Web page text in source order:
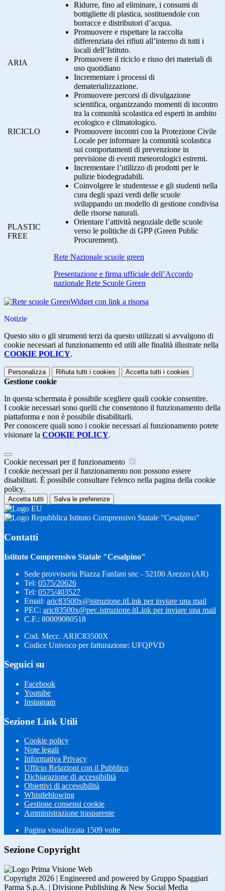
Ridurre, fino ad eliminare, i consumi di
bottigliette di plastica, sostituendole con
borracce e distributori d’acqua.
Promuovere e rispettare la raccolta
differenziata dei rifiuti all’interno di tutti i
locali dell’Istituto.
Promuovere il riciclo e riuso dei materiali di
uso quotidiano
Incrementare i processi di
dematerializzazione.
Promuovere percorsi di divulgazione
scientifica, organizzando momenti di incontro
tra la comunità scolastica ed esperti in ambito
ecologico e climatologico.
Promuovere incontri con la Protezione Civile
Locale per informare la comunità scolastica
sui comportamenti di prevenzione in
previsione di eventi meteorologici estremi.
Incrementare l’utilizzo di prodotti per le
pulizie biodegradabili.
Coinvolgere le studentesse e gli studenti nella
cura degli spazi verdi delle scuole
sviluppando un modello di gestione condivisa
delle risorse naturali.
Orientare l’attività negoziale delle scuole
verso le politiche di GPP (Green Public
Procurement).
Rete Nazionale scuole green
Presentazione e firma ufficiale dell’Accordo
nazionale Rete Scuole Green
ARIA
RICICLO
PLASTIC
FREE
Widget con link a risorsa
Notizie
Questo sito o gli strumenti terzi da questo utilizzati si avvalgono di
cookie necessari al funzionamento ed utili alle finalità illustrate nella
COOKIE POLICY.
Personalizza Rifiuta tutti i cookies Accetta tutti i cookies
Gestione cookie
In questa schermata è possibile scegliere quali cookie consentire.
I cookie necessari sono quelli che consentono il funzionamento della
piattaforma e non è possibile disabilitarli.
Per conoscere quali sono i cookie necessari al funzionamento potete
visionare la COOKIE POLICY.
Cookie necessari per il funzionamento
I cookie necessari per il funzionamento non possono essere
disabilitati. È possibile consultare l'elenco nella pagina della cookie
policy.
Accetta tutti Salva le preferenze
Istituto Comprensivo Statale "Cesalpino"
Contatti
Istituto Comprensivo Statale "Cesalpino"
Sede provvisoria Piazza Fanfani snc - 52100 Arezzo (AR)
Tel: 0575/20626
Tel: 0575/403527
Email: aric83500x@istruzione.itLink per inviare una mail
PEC: aric83500x@pec.istruzione.itLink per inviare una mail
C.F.: 80009080518
Cod. Mecc. ARIC83500X
Codice Univoco per fatturazione: UFQPVD
Seguici su
Facebook
Youtube
Instagram
Sezione Link Utili
Cookie policy
Note legali
Informativa Privacy
Ufficio Relazioni con il Pubblico
Dichiarazione di accessibilità
Obiettivi di accessibilità
Whistleblowing
Gestione consensi cookie
Amministrazione trasparente
Pagina visualizzata 1509 volte
Sezione Copyright
Copyright 2026 | Engineered and powered by Gruppo Spaggiari
Parma S.p.A. | Divisione Publishing & New Social Media